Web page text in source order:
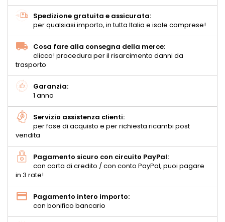
Spedizione gratuita e assicurata:
per qualsiasi importo, in tutta Italia e isole comprese!
Cosa fare alla consegna della merce:
clicca! procedura per il risarcimento danni da
trasporto
Garanzia:
1 anno
Servizio assistenza clienti:
per fase di acquisto e per richiesta ricambi post
vendita
Pagamento sicuro con circuito PayPal:
con carta di credito / con conto PayPal, puoi pagare
in 3 rate!
Pagamento intero importo:
con bonifico bancario